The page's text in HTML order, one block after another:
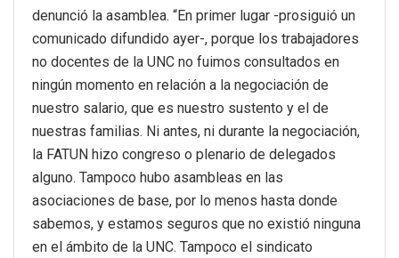
denunció la asamblea. “En primer lugar -prosiguió un
comunicado difundido ayer-, porque los trabajadores
no docentes de la UNC no fuimos consultados en
ningún momento en relación a la negociación de
nuestro salario, que es nuestro sustento y el de
nuestras familias. Ni antes, ni durante la negociación,
la FATUN hizo congreso o plenario de delegados
alguno. Tampoco hubo asambleas en las
asociaciones de base, por lo menos hasta donde
sabemos, y estamos seguros que no existió ninguna
en el ámbito de la UNC. Tampoco el sindicato